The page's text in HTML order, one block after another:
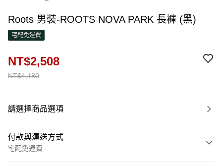
Roots 男裝-ROOTS NOVA PARK 長褲 (黑)
宅配免運費
NT$4,180
NT$2,508
請選擇商品選項
付款與運送方式
宅配免運費